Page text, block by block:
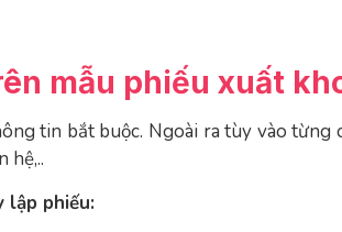
mẫu phiếu xuất
tin bắt buộc. Ngoài ra tùy vào
hệ,..
lập phiếu: